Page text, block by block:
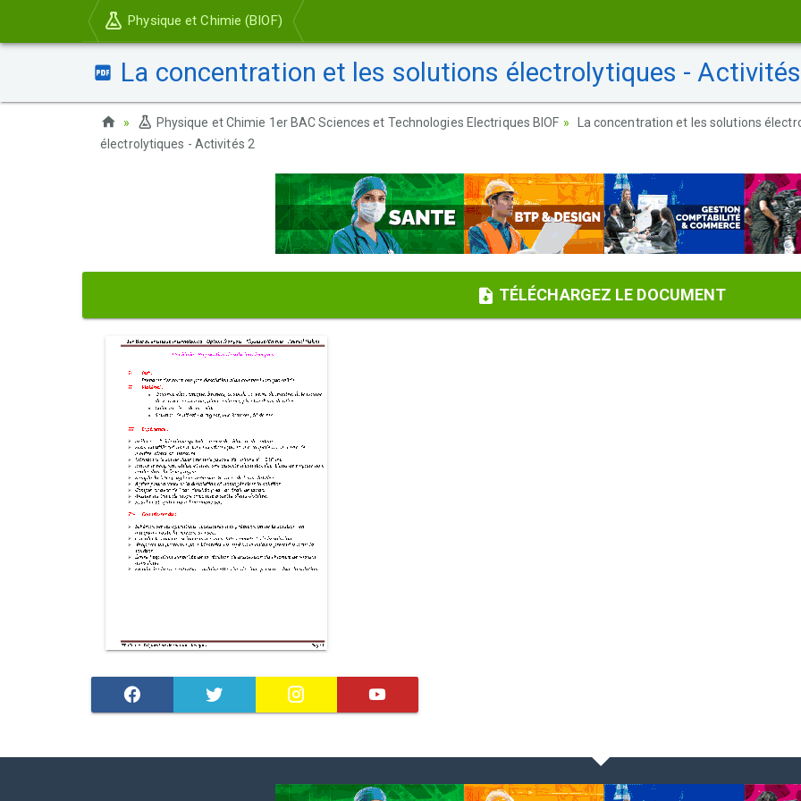
Physique et Chimie (BIOF)
La concentration et les solutions électrolytiques -
Physique et Chimie 1er BAC Sciences et Technologies Electriques BIOF La concentration et les solutions
électrolytiques - Activités 2
TÉLÉCHARGEZ LE DOCUMENT